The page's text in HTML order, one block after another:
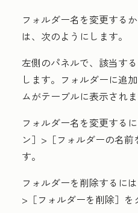
フォルダー名を変更する
は、次のようにします。
左側のパネルで、該当する
します。フォルダーに追
ムがテーブルに表示されま
フォルダー名を変更する
ン］> ［フォルダーの名
す。
フォルダーを削除するに
>［フォルダーを削除］を